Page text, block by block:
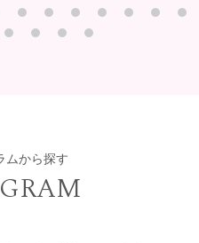
ムから探す